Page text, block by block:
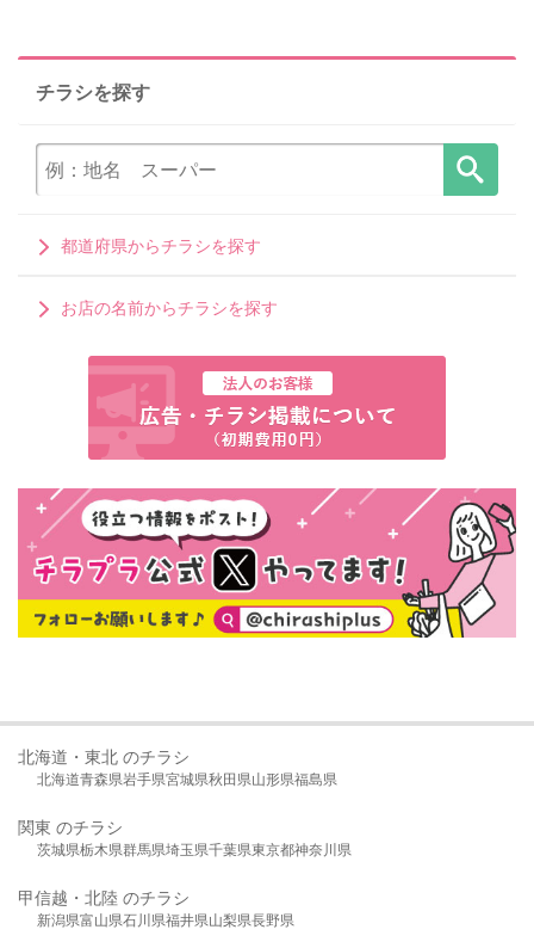
チラシを探す
都道府県からチラシを探す
お店の名前からチラシを探す
北海道・東北 のチラシ
北海道青森県岩手県宮城県秋田県山形県福島県
関東 のチラシ
茨城県栃木県群馬県埼玉県千葉県東京都神奈川県
甲信越・北陸 のチラシ
新潟県富山県石川県福井県山梨県長野県